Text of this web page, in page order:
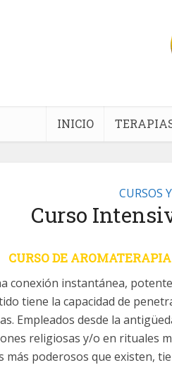
INICIO
CURSOS
Curso
CURSO DE
conexión instantánea,
tiene la capacidad de
Empleados desde la
religiosas y/o en rituales
más poderosos que existen,